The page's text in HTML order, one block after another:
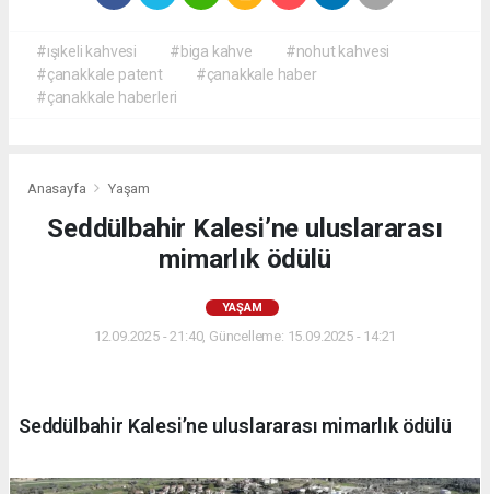
#ışıkeli kahvesi #biga kahve
#nohut kahvesi
#çanakkale patent
#çanakkale haber
#çanakkale haberleri
Anasayfa Yaşam
Seddülbahir Kalesi’ne uluslararası
mimarlık ödülü
YAŞAM
12.09.2025 - 21:40, Güncelleme: 15.09.2025 - 14:21
Seddülbahir Kalesi’ne uluslararası mimarlık ödülü